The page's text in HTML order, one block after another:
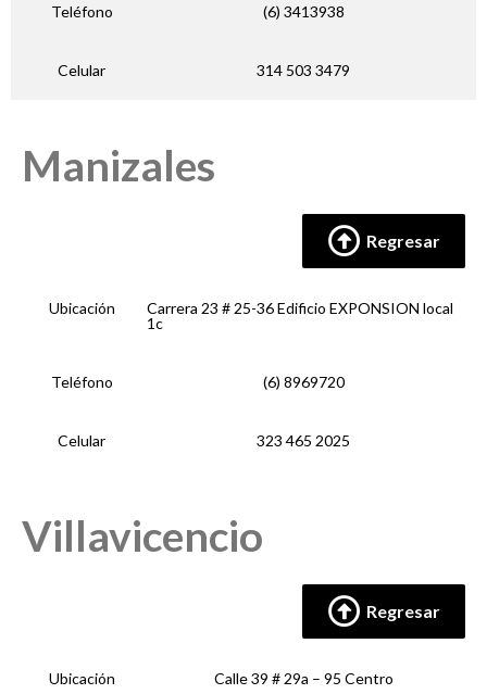
Teléfono (6) 3413938
Celular 314 503 3479
Manizales
Regresar
Ubicación
Carrera 23 # 25-36 Edificio EXPONSION local
1c
Teléfono (6) 8969720
Celular 323 465 2025
Villavicencio
Regresar
Ubicación Calle 39 # 29a – 95 Centro